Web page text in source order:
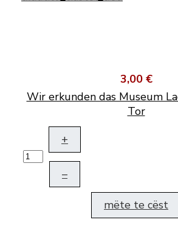
3,00 €
Wir erkunden das Museum
Tor
+
–
mëte te cëst